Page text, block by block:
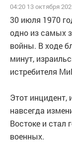
04:20 13 октября
30 июля 1970
одно из самых
войны. В ходе
минут,
истребителя
Этот инцидент,
навсегда
Востоке и стал
военных.